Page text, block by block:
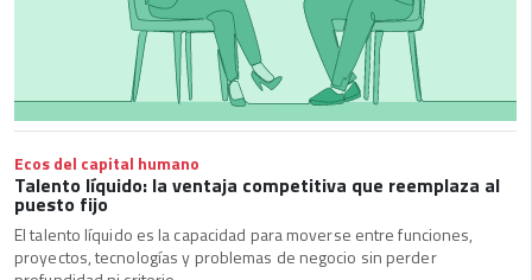
Ecos del capital humano
Talento líquido: la ventaja competitiva que reemplaza al
puesto fijo
El talento líquido es la capacidad para moverse entre funciones,
proyectos, tecnologías y problemas de negocio sin perder